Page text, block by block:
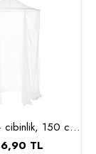
IKEA SOLIG - cibinlik, 150 cm (beyaz)
TL